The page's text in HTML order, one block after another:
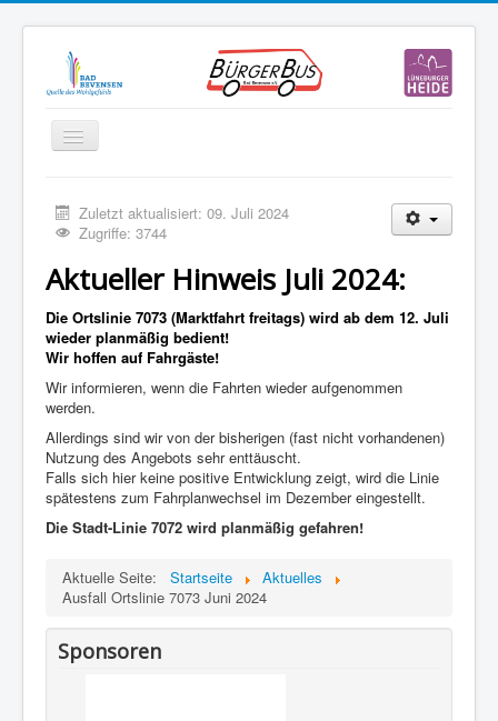
Navigation
an/aus
Verein
Abfahrten
Aktuelles
Sponsoren
Downloads und Links
Mitglieder-Anmeldung
Impressum
Zuletzt aktualisiert: 09. Juli 2024
Zugriffe: 3744
Aktueller Hinweis Juli 2024:
Die Ortslinie 7073 (Marktfahrt freitags) wird ab dem 12. Juli
wieder planmäßig bedient!
Wir hoffen auf Fahrgäste!
Wir informieren, wenn die Fahrten wieder aufgenommen
werden.
Allerdings sind wir von der bisherigen (fast nicht vorhandenen)
Nutzung des Angebots sehr enttäuscht.
Falls sich hier keine positive Entwicklung zeigt, wird die Linie
spätestens zum Fahrplanwechsel im Dezember eingestellt.
Die Stadt-Linie 7072 wird planmäßig gefahren!
Aktuelle Seite: Startseite
Aktuelles
Ausfall Ortslinie 7073 Juni 2024
Sponsoren